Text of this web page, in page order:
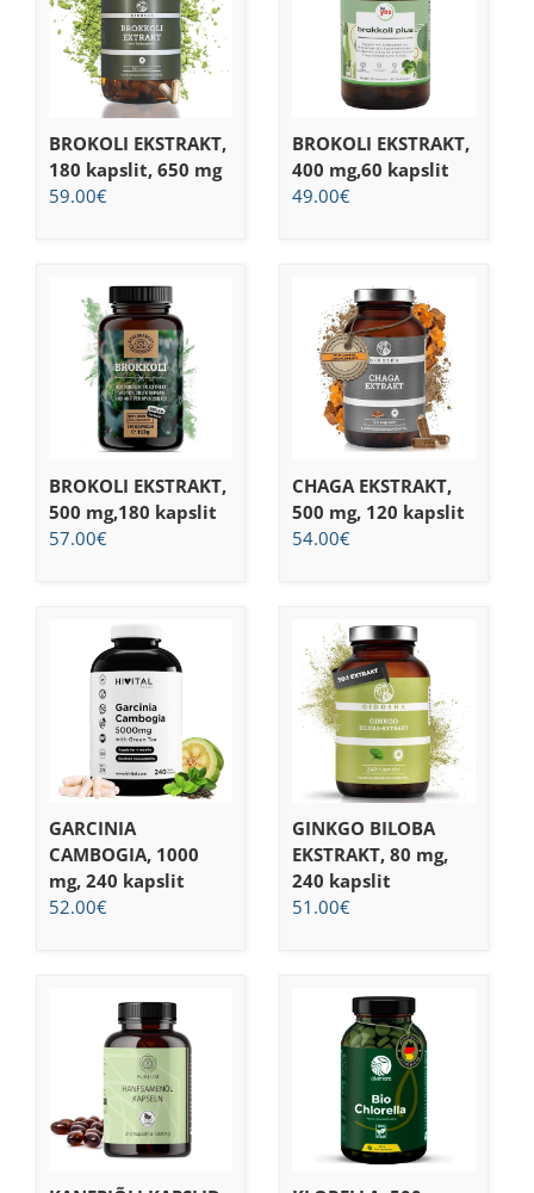
BROKOLI EKSTRAKT,
180 kapslit, 650 mg
59.00€
BROKOLI EKSTRAKT,
400 mg,60 kapslit
49.00€
BROKOLI EKSTRAKT,
500 mg,180 kapslit
57.00€
CHAGA EKSTRAKT,
500 mg, 120 kapslit
54.00€
GARCINIA
CAMBOGIA, 1000
mg, 240 kapslit
52.00€
GINKGO BILOBA
EKSTRAKT, 80 mg,
240 kapslit
51.00€